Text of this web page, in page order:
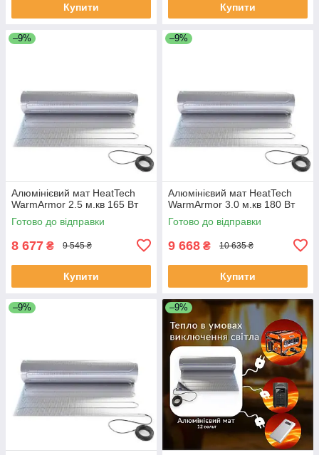
Купити Купити
–9%
Алюмінієвий мат HeatTech
WarmArmor 2.5 м.кв 165 Вт
Готово до відправки
8 677 ₴ 9 545 ₴
Купити
–9%
Алюмінієвий мат HeatTech
WarmArmor 3.0 м.кв 180 Вт
Готово до відправки
9 668 ₴ 10 635 ₴
Купити
–9% –9%